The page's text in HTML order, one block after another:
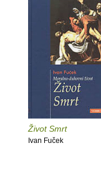
Život Smrt
Ivan Fuček